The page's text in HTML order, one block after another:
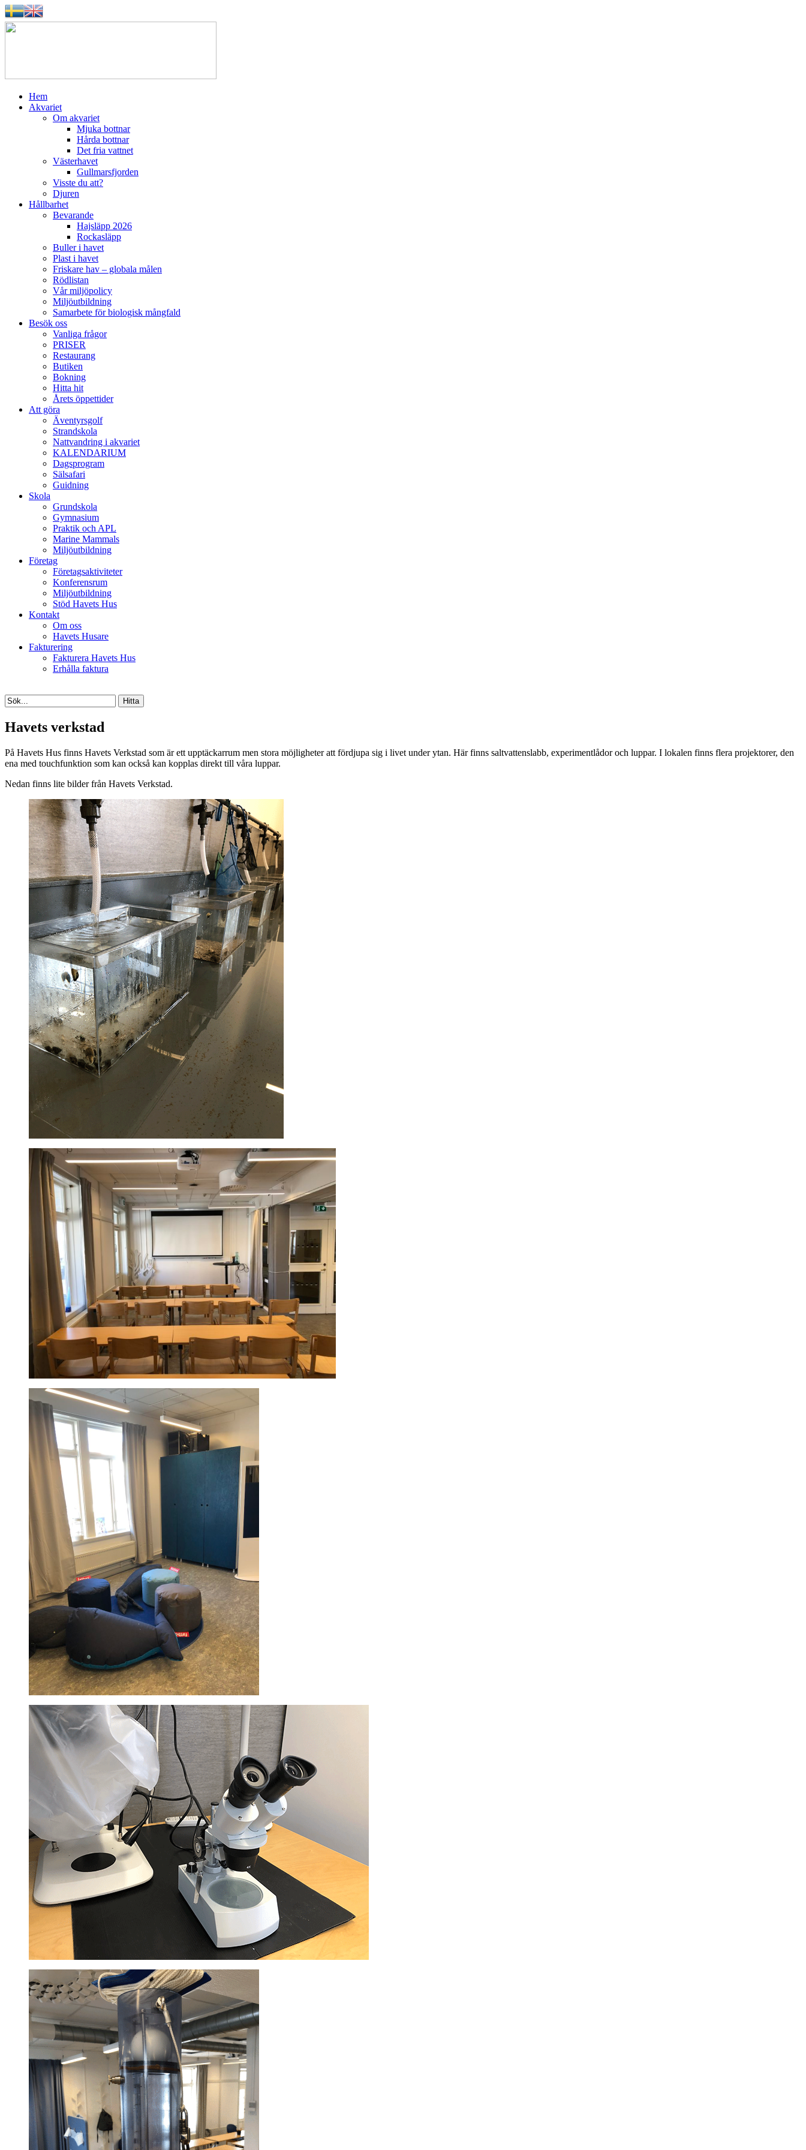
Hem
Akvariet
Om akvariet
Mjuka bottnar
Hårda bottnar
Det fria vattnet
Västerhavet
Gullmarsfjorden
Visste du att?
Djuren
Hållbarhet
Bevarande
Hajsläpp 2026
Rockasläpp
Buller i havet
Plast i havet
Friskare hav – globala målen
Rödlistan
Vår miljöpolicy
Miljöutbildning
Samarbete för biologisk mångfald
Besök oss
Vanliga frågor
PRISER
Restaurang
Butiken
Bokning
Hitta hit
Årets öppettider
Att göra
Äventyrsgolf
Strandskola
Nattvandring i akvariet
KALENDARIUM
Dagsprogram
Sälsafari
Guidning
Skola
Grundskola
Gymnasium
Praktik och APL
Marine Mammals
Miljöutbildning
Företag
Företagsaktiviteter
Konferensrum
Miljöutbildning
Stöd Havets Hus
Kontakt
Om oss
Havets Husare
Fakturering
Fakturera Havets Hus
Erhålla faktura
Havets verkstad
På Havets Hus finns Havets Verkstad som är ett upptäckarrum men stora möjligheter att fördjupa sig i livet under ytan. Här finns saltvattenslabb, experimentlådor och luppar. I lokalen finns flera projektorer, den
ena med touchfunktion som kan också kan kopplas direkt till våra luppar.
Nedan finns lite bilder från Havets Verkstad.